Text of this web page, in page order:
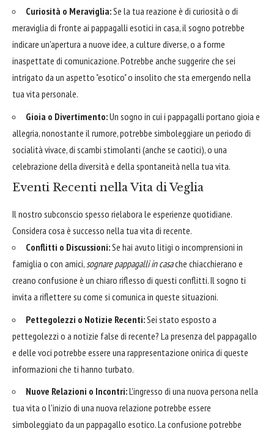
Curiosità o Meraviglia:Se la tua reazione è di curiosità o di
meraviglia di fronte ai pappagalli esotici in casa, il sogno potrebbe
indicare un'apertura a nuove idee, a culture diverse, o a forme
inaspettate di comunicazione. Potrebbe anche suggerire che sei
intrigato da un aspetto "esotico" o insolito che sta emergendo nella
tua vita personale.
Gioia o Divertimento:Un sogno in cui i pappagalli portano gioia e
allegria, nonostante il rumore, potrebbe simboleggiare un periodo di
socialità vivace, di scambi stimolanti (anche se caotici), o una
celebrazione della diversità e della spontaneità nella tua vita.
Eventi Recenti nella Vita di Veglia
Il nostro subconscio spesso rielabora le esperienze quotidiane.
Considera cosa è successo nella tua vita di recente.
Conflitti o Discussioni:Se hai avuto litigi o incomprensioni in
famiglia o con amici,sognare pappagalli in casache chiacchierano e
creano confusione è un chiaro riflesso di questi conflitti. Il sogno ti
invita a riflettere su come si comunica in queste situazioni.
Pettegolezzi o Notizie Recenti:Sei stato esposto a
pettegolezzi o a notizie false di recente? La presenza del pappagallo
e delle voci potrebbe essere una rappresentazione onirica di queste
informazioni che ti hanno turbato.
Nuove Relazioni o Incontri:L'ingresso di una nuova persona nella
tua vita o l'inizio di una nuova relazione potrebbe essere
simboleggiato da un pappagallo esotico. La confusione potrebbe